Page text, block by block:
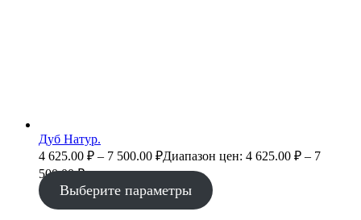
Дуб Натур.
4 625.00 ₽ – 7 500.00 ₽Диапазон цен: 4 625.00 ₽ – 7
500.00 ₽
Выберите параметры